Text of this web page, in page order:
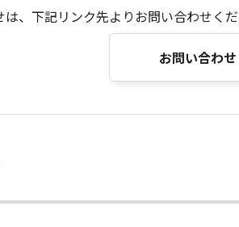
、下記リンク先よりお問い合わせくだ
お問い合わせ